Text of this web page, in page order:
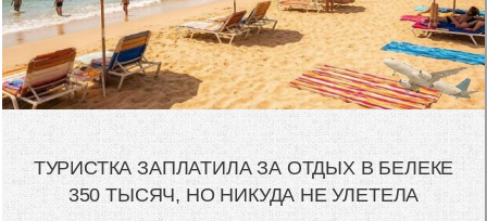
ТУРИСТКА ЗАПЛАТИЛА ЗА ОТДЫХ В БЕЛЕКЕ
350 ТЫСЯЧ, НО НИКУДА НЕ УЛЕТЕЛА